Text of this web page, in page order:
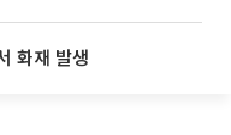
화재 발생